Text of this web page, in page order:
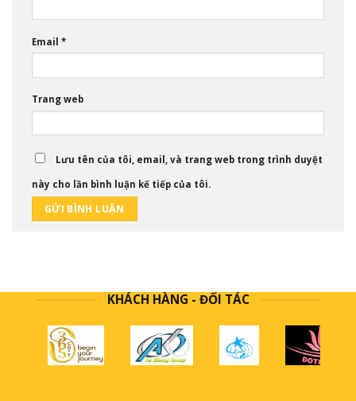
Email *
Trang web
Lưu tên của tôi, email, và trang web trong trình duyệt
này cho lần bình luận kế tiếp của tôi.
KHÁCH HÀNG - ĐỐI TÁC